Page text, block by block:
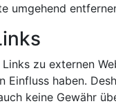
umgehend
zu externen
Einfluss haben.
keine Gewähr